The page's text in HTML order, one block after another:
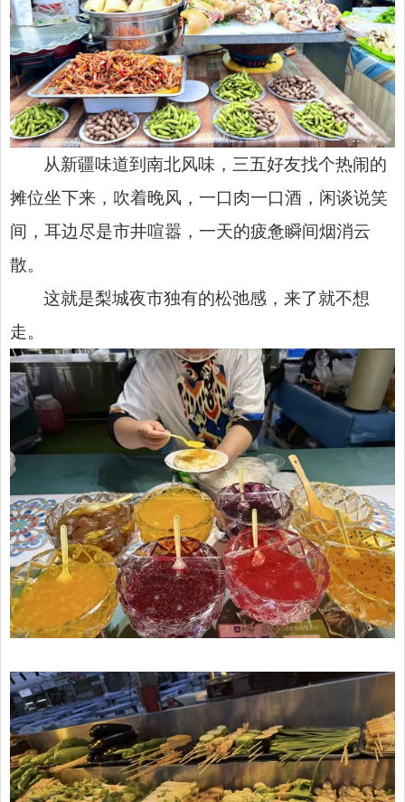
从新疆味道到南北风味，三五好友找个热闹的
摊位坐下来，吹着晚风，一口肉一口酒，闲谈说笑
间，耳边尽是市井喧嚣，一天的疲惫瞬间烟消云
散。
这就是梨城夜市独有的松弛感，来了就不想
走。